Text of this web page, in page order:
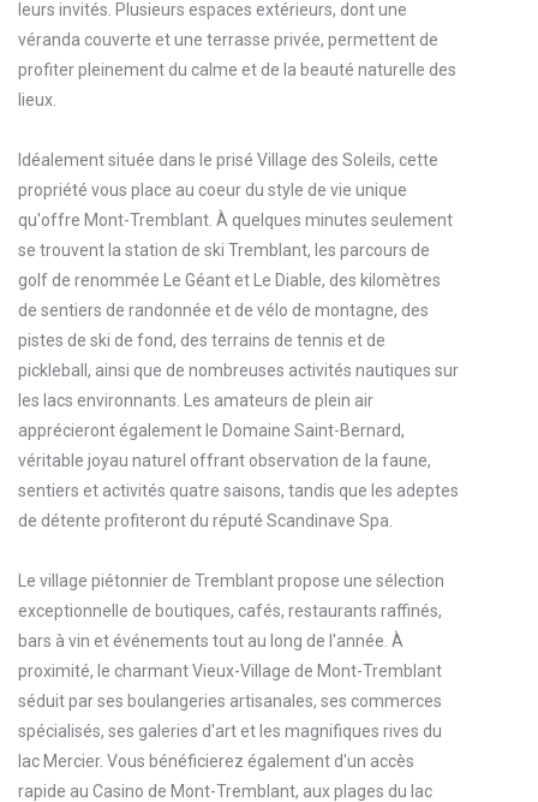
leurs invités. Plusieurs espaces extérieurs, dont une
véranda couverte et une terrasse privée, permettent de
profiter pleinement du calme et de la beauté naturelle des
lieux.
Idéalement située dans le prisé Village des Soleils, cette
propriété vous place au coeur du style de vie unique
qu'offre Mont-Tremblant. À quelques minutes seulement
se trouvent la station de ski Tremblant, les parcours de
golf de renommée Le Géant et Le Diable, des kilomètres
de sentiers de randonnée et de vélo de montagne, des
pistes de ski de fond, des terrains de tennis et de
pickleball, ainsi que de nombreuses activités nautiques sur
les lacs environnants. Les amateurs de plein air
apprécieront également le Domaine Saint-Bernard,
véritable joyau naturel offrant observation de la faune,
sentiers et activités quatre saisons, tandis que les adeptes
de détente profiteront du réputé Scandinave Spa.
Le village piétonnier de Tremblant propose une sélection
exceptionnelle de boutiques, cafés, restaurants raffinés,
bars à vin et événements tout au long de l'année. À
proximité, le charmant Vieux-Village de Mont-Tremblant
séduit par ses boulangeries artisanales, ses commerces
spécialisés, ses galeries d'art et les magnifiques rives du
lac Mercier. Vous bénéficierez également d'un accès
rapide au Casino de Mont-Tremblant, aux plages du lac